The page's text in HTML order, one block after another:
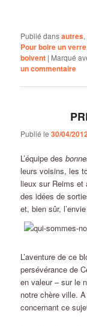
Publié dansautres,
Pour boire un verre
boivent | Marqué
un commentaire
Publié le30/04/2012
L’équipe des
leurs voisins, les
lieux sur Reims et
des idées de
et, bien sûr,
L’aventure de ce
persévérance de
en valeur – sur le
notre chère ville.
concernant ce